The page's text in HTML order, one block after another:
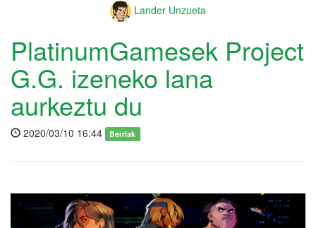
Lander Unzueta
PlatinumGamesek Project
G.G. izeneko lana
aurkeztu du
2020/03/10 16:44 Berriak